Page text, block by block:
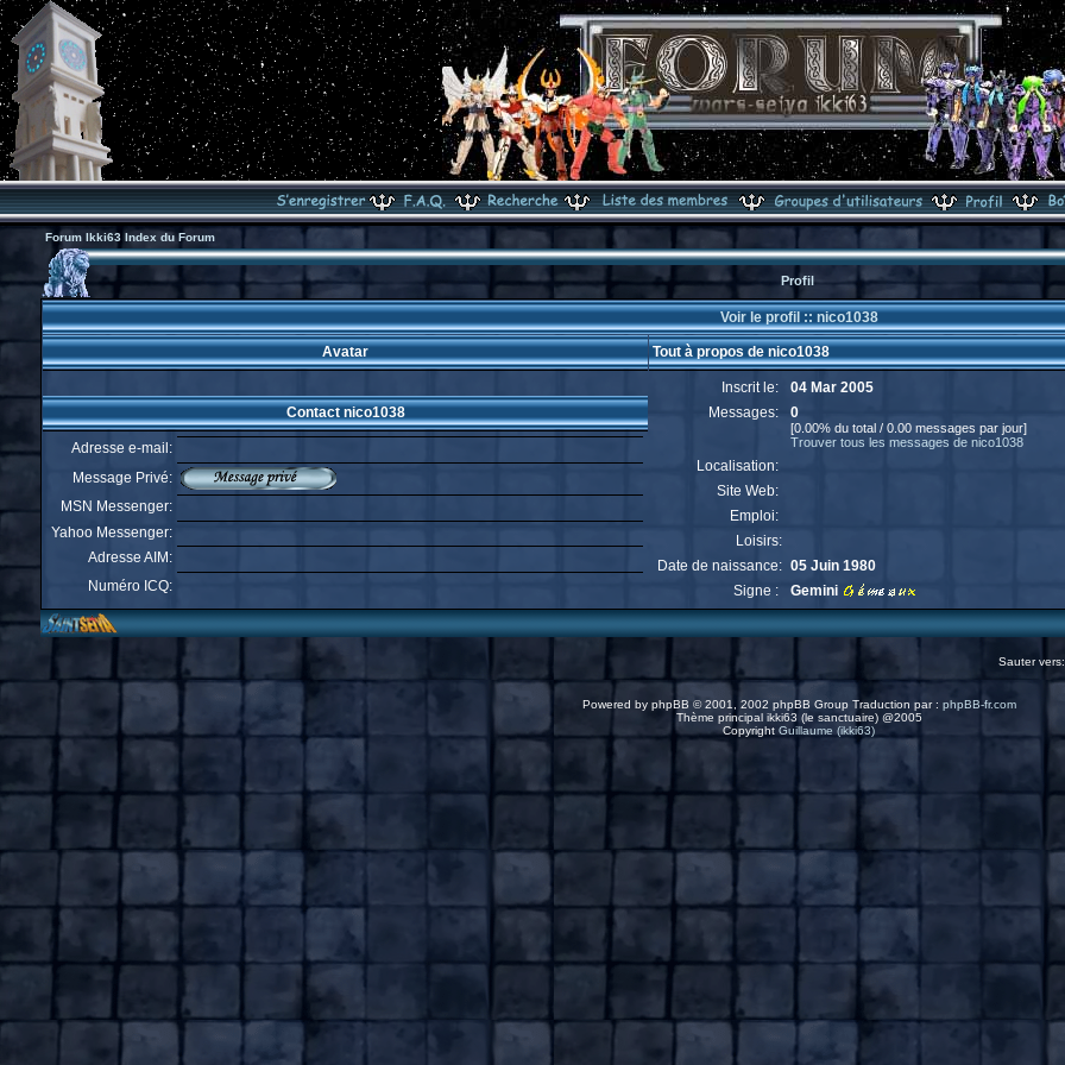
Forum Ikki63 Index du Forum
Profil
Voir le profil :: nico1038
Avatar Tout à propos de nico1038
Inscrit le:
04 Mar 2005
Messages:
0
[0.00% du total / 0.00 messages par jour]
Trouver tous les messages de nico1038
Localisation:
Site Web:
Emploi:
Loisirs:
Date de naissance: 05 Juin 1980
Signe :
Gemini
Contact nico1038
Adresse e-mail:
Message Privé:
MSN Messenger:
Yahoo Messenger:
Adresse AIM:
Numéro ICQ:
Sauter
Powered by phpBB © 2001, 2002 phpBB Group Traduction par : phpBB-fr.com
Thème principal ikki63 (le sanctuaire) @2005
Copyright Guillaume (ikki63)